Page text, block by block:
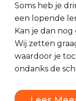
Soms heb je
een lopende
Kan je dan
Wij zetten
waardoor je
ondanks de